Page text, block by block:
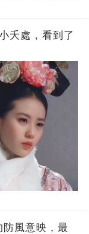
夭處，看到了
風意映，最